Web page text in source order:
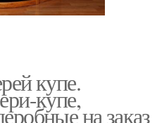
купе.
купе,
на заказ